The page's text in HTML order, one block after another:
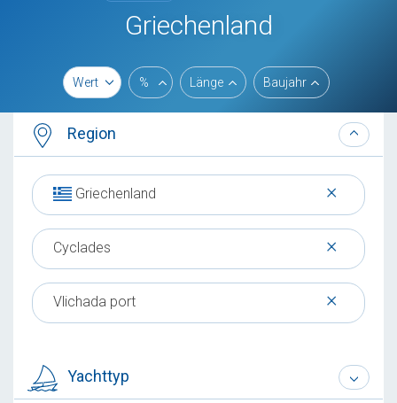
Griechenland
Wert % Länge Baujahr
Region
×
Griechenland
×
Cyclades
×
Vlichada port
Yachttyp